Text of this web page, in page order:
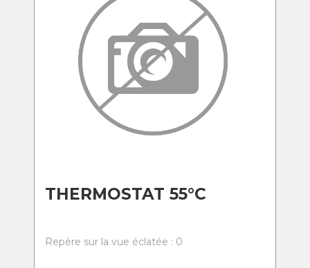
THERMOSTAT 55°C
Repère sur la vue éclatée : 0